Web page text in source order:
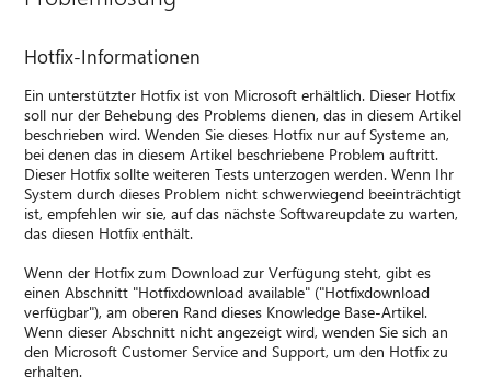
Hotfix-Informationen
Ein unterstützter Hotfix ist von Microsoft erhältlich. Dieser Hotfix
soll nur der Behebung des Problems dienen, das in diesem Artikel
beschrieben wird. Wenden Sie dieses Hotfix nur auf Systeme an,
bei denen das in diesem Artikel beschriebene Problem auftritt.
Dieser Hotfix sollte weiteren Tests unterzogen werden. Wenn Ihr
System durch dieses Problem nicht schwerwiegend beeinträchtigt
ist, empfehlen wir sie, auf das nächste Softwareupdate zu warten,
das diesen Hotfix enthält.
Wenn der Hotfix zum Download zur Verfügung steht, gibt es
einen Abschnitt "Hotfixdownload available" ("Hotfixdownload
verfügbar"), am oberen Rand dieses Knowledge Base-Artikel.
Wenn dieser Abschnitt nicht angezeigt wird, wenden Sie sich an
den Microsoft Customer Service and Support, um den Hotfix zu
erhalten.